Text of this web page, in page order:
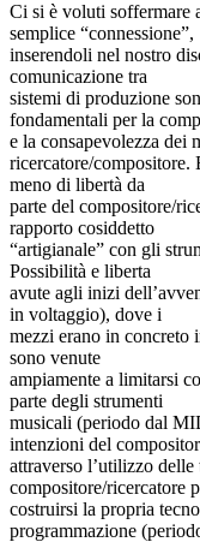
Ci si è voluti soffermare
semplice “connessione”,
inserendoli nel nostro
comunicazione tra
sistemi di produzione
fondamentali per la
e la consapevolezza dei
ricercatore/compositore.
meno di libertà da
parte del compositore/
rapporto cosiddetto
“artigianale” con gli
Possibilità e liberta
avute agli inizi
in voltaggio), dove i
mezzi erano in concreto
sono venute
ampiamente a limitarsi
parte degli strumenti
musicali (periodo dal
intenzioni del
attraverso l’utilizzo
compositore/ricercatore
costruirsi la propria
programmazione